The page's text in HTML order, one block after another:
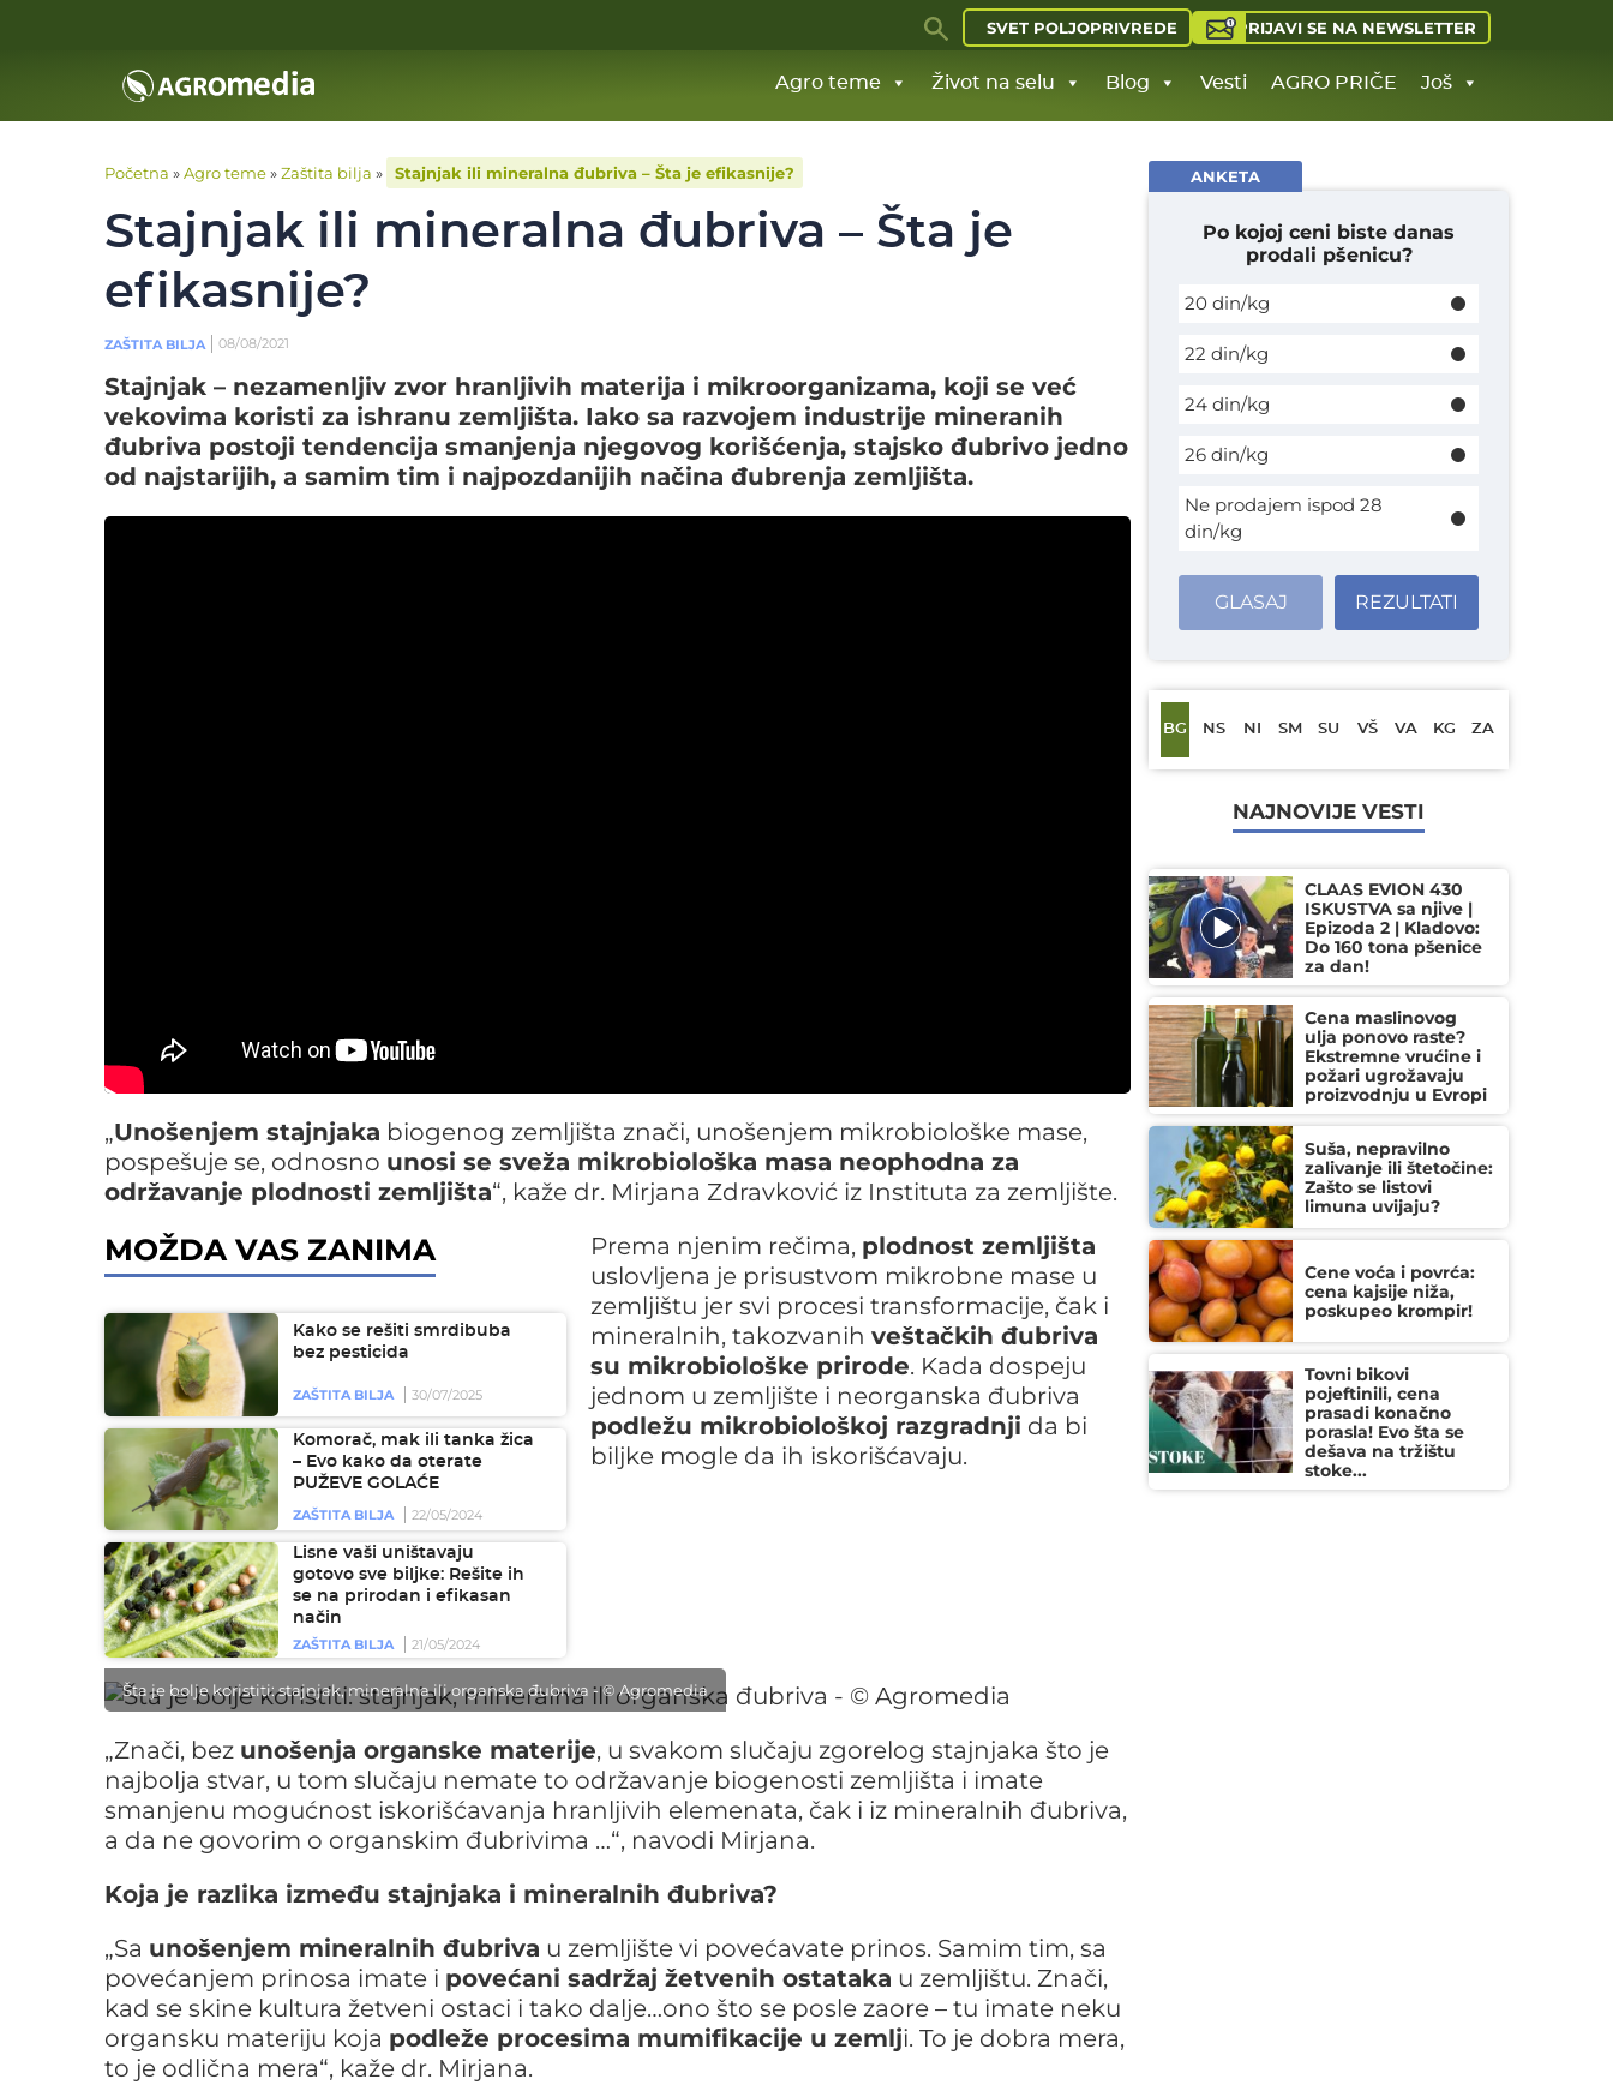
SVET POLJOPRIVREDE PRIJAVI SE NA NEWSLETTER
Agro teme Život na selu Blog Vesti AGRO PRIČE Još
Početna »Agro teme»Zaštita bilja » Stajnjak ili mineralna đubriva – Šta je efikasnije?
Stajnjak ili mineralna đubriva – Šta je
efikasnije?
ZAŠTITA BILJA 08/08/2021
Stajnjak – nezamenljiv zvor hranljivih materija i mikroorganizama, koji se već
vekovima koristi za ishranu zemljišta. Iako sa razvojem industrije mineranih
đubriva postoji tendencija smanjenja njegovog korišćenja, stajsko đubrivo jedno
od najstarijih, a samim tim i najpozdanijih načina đubrenja zemljišta.
„Unošenjem stajnjaka biogenog zemljišta znači, unošenjem mikrobiološke mase,
pospešuje se, odnosno unosi se sveža mikrobiološka masa neophodna za
održavanje plodnosti zemljišta“, kaže dr. Mirjana Zdravković iz Instituta za zemljište.
MOŽDA VAS ZANIMA
Kako se rešiti smrdibuba
bez pesticida
ZAŠTITA BILJA 30/07/2025
Komorač, mak ili tanka žica
– Evo kako da oterate
PUŽEVE GOLAĆE
ZAŠTITA BILJA
22/05/2024
Lisne vaši uništavaju
gotovo sve biljke: Rešite ih
se na prirodan i efikasan
način
ZAŠTITA BILJA
21/05/2024
Prema njenim rečima, plodnost zemljišta
uslovljena je prisustvom mikrobne mase u
zemljištu jer svi procesi transformacije, čak i
mineralnih, takozvanih veštačkih đubriva
su mikrobiološke prirode. Kada dospeju
jednom u zemljište i neorganska đubriva
podležu mikrobiološkoj razgradnji da bi
biljke mogle da ih iskorišćavaju.
Šta je bolje koristiti: stajnjak, mineralna ili organska đubriva - © Agromedia
„Znači, bez unošenja organske materije, u svakom slučaju zgorelog stajnjaka što je
najbolja stvar, u tom slučaju nemate to održavanje biogenosti zemljišta i imate
smanjenu mogućnost iskorišćavanja hranljivih elemenata, čak i iz mineralnih đubriva,
a da ne govorim o organskim đubrivima …“, navodi Mirjana.
Koja je razlika između stajnjaka i mineralnih đubriva?
„Sa unošenjem mineralnih đubriva u zemljište vi povećavate prinos. Samim tim, sa
povećanjem prinosa imate i povećani sadržaj žetvenih ostataka u zemljištu. Znači,
kad se skine kultura žetveni ostaci i tako dalje…ono što se posle zaore – tu imate neku
organsku materiju koja podleže procesima mumifikacije u zemlji. To je dobra mera,
to je odlična mera“, kaže dr. Mirjana.
ANKETA
Po kojoj ceni biste danas
prodali pšenicu?
20 din/kg
22 din/kg
24 din/kg
26 din/kg
Ne prodajem ispod 28
din/kg
GLASAJ REZULTATI
BG NS NI SM SU VŠ VA KG ZA
NAJNOVIJE VESTI
CLAAS EVION 430
ISKUSTVA sa njive |
Epizoda 2 | Kladovo:
Do 160 tona pšenice
za dan!
Cena maslinovog
ulja ponovo raste?
Ekstremne vrućine i
požari ugrožavaju
proizvodnju u Evropi
Suša, nepravilno
zalivanje ili štetočine:
Zašto se listovi
limuna uvijaju?
Cene voća i povrća:
cena kajsije niža,
poskupeo krompir!
Tovni bikovi
pojeftinili, cena
prasadi konačno
porasla! Evo šta se
dešava na tržištu
stoke...